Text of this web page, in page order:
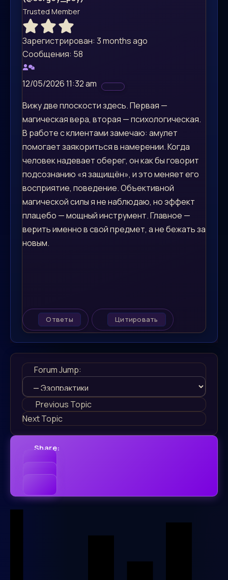
Trusted Member
Зарегистрирован: 3 months ago
Сообщения: 58
12/05/2026 11:32 am
Вижу две плоскости здесь. Первая —
магическая вера, вторая — психологическая.
В работе с клиентами замечаю: амулет
помогает заякориться в намерении. Когда
человек надевает оберег, он как бы говорит
подсознанию «я защищён», и это меняет его
восприятие, поведение. Объективной
магической силы я не наблюдаю, но эффект
плацебо — мощный инструмент. Главное —
верить именно в свой предмет, а не бежать за
новым.
Ответы Цитировать
Forum Jump:
Previous Topic
Next Topic
Share: